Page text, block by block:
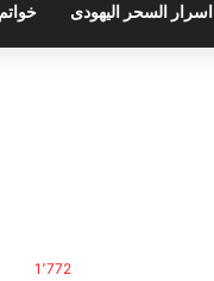
اسرار السحر اليهودى
1٬772